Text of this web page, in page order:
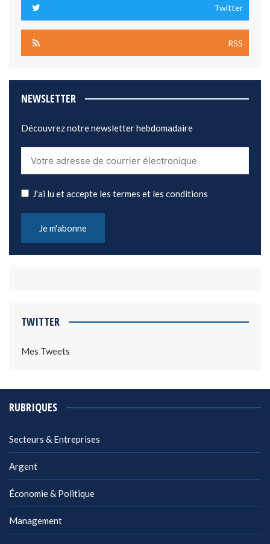
Twitter
RSS
NEWSLETTER
Découvrez notre newsletter hebdomadaire
J'ai lu et accepte les termes et les conditions
TWITTER
Mes Tweets
RUBRIQUES
Secteurs & Entreprises
Argent
Économie & Politique
Management